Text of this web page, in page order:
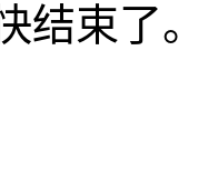
结束了。